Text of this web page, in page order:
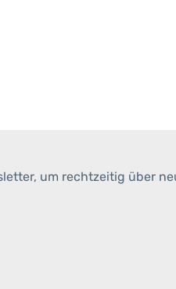
um rechtzeitig über